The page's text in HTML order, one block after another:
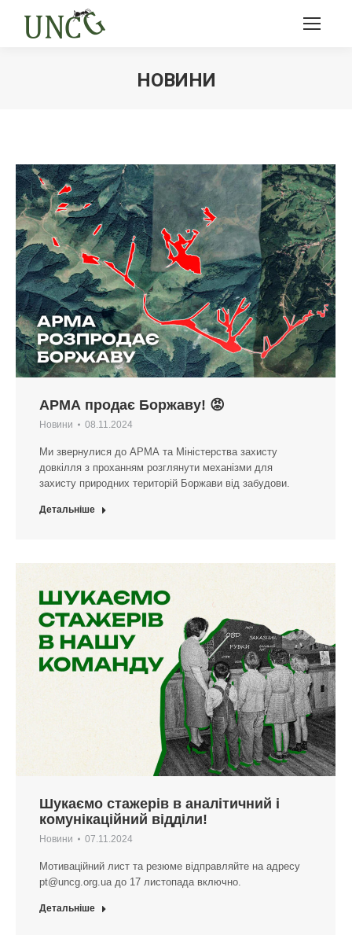
НОВИНИ
АРМА продає Боржаву! 😡
Новини 08.11.2024
Ми звернулися до АРМА та Міністерства захисту
довкілля з проханням розглянути механізми для
захисту природних територій Боржави від забудови.
Детальніше
Шукаємо стажерів в аналітичний і
комунікаційний відділи!
Новини 07.11.2024
Мотиваційний лист та резюме відправляйте на адресу
pt@uncg.org.uaдо 17 листопада включно.
Детальніше